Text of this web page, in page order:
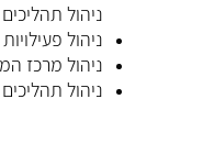
ניהול
ניהול פעילויות
ניהול מרכז
ניהול